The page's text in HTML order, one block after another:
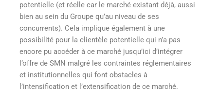
potentielle (et réelle car le marché existant déjà, aussi
bien au sein du Groupe qu’au niveau de ses
concurrents). Cela implique également à une
possibilité pour la clientèle potentielle qui n’a pas
encore pu accéder à ce marché jusqu’ici d’intégrer
l’offre de SMN malgré les contraintes réglementaires
et institutionnelles qui font obstacles à
l’intensification et l’extensification de ce marché.